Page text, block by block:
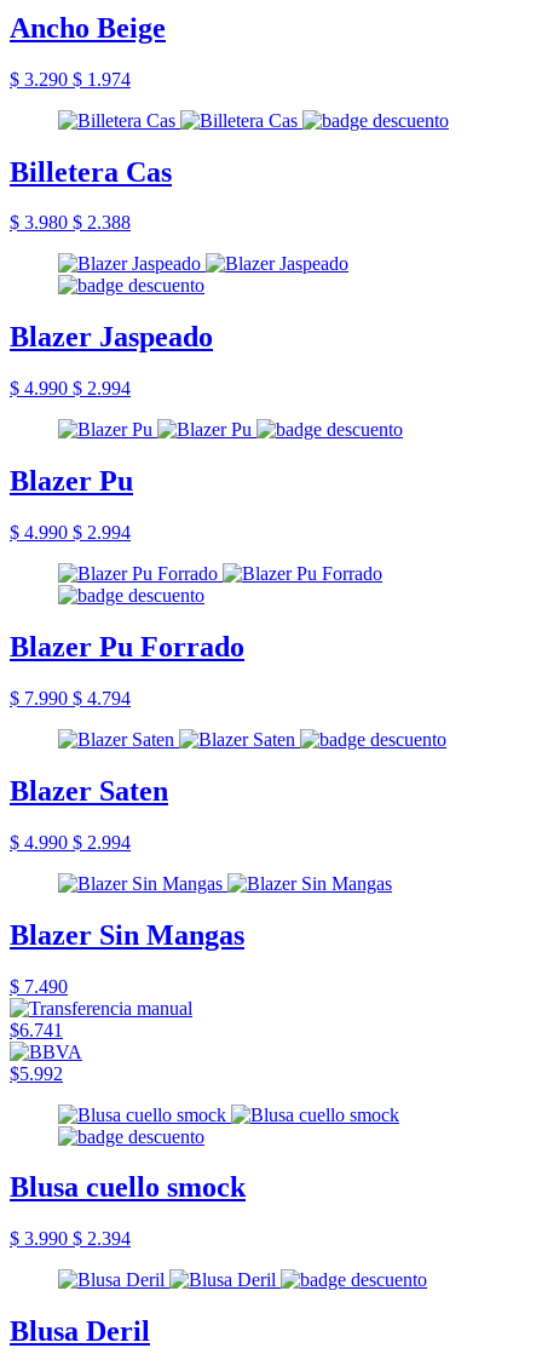
Ancho Beige
$ 3.290 $ 1.974
Billetera Cas
$ 3.980 $ 2.388
Blazer Jaspeado
$ 4.990 $ 2.994
Blazer Pu
$ 4.990 $ 2.994
Blazer Pu Forrado
$ 7.990 $ 4.794
Blazer Saten
$ 4.990 $ 2.994
Blazer Sin Mangas
$ 7.490
$6.741
$5.992
Blusa cuello smock
$ 3.990 $ 2.394
Blusa Deril